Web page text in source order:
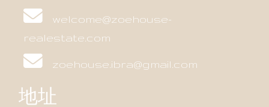
welcome@zoehouse-
realestate.com
zoehouse.ibra@gmail.com
地址